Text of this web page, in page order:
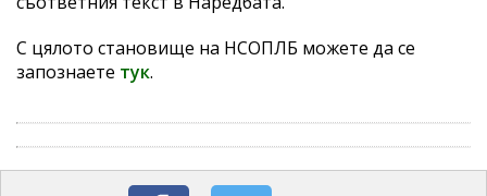
С цялото становище на НСОПЛБ можете да се
запознаете тук.